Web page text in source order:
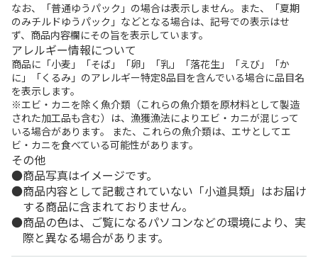
なお、「普通ゆうパック」の場合は表示しません。また、「夏期
のみチルドゆうパック」などとなる場合は、記号での表示はせ
ず、商品内容欄にその旨を表示しています。
アレルギー情報について
商品に「小麦」「そば」「卵」「乳」「落花生」「えび」「か
に」「くるみ」のアレルギー特定8品目を含んでいる場合に品目名
を表示します。
※エビ・カニを除く魚介類（これらの魚介類を原材料として製造
された加工品も含む）は、漁獲漁法によりエビ・カニが混じって
いる場合があります。 また、これらの魚介類は、エサとしてエ
ビ・カニを食べている可能性があります。
その他
商品写真はイメージです。
商品内容として記載されていない「小道具類」はお届け
する商品に含まれておりません。
商品の色は、ご覧になるパソコンなどの環境により、実
際と異なる場合があります。